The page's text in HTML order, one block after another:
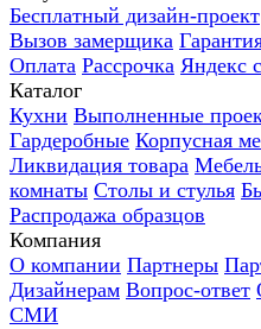
Бесплатный дизайн-проект
Вызов замерщика
Оплата Рассрочка Яндекс
Каталог
Кухни Выполненные
Гардеробные Корпусная
Ликвидация товара
комнаты Столы и стулья
Распродажа образцов
Компания
О компании Партнеры
Дизайнерам Вопрос-ответ
СМИ